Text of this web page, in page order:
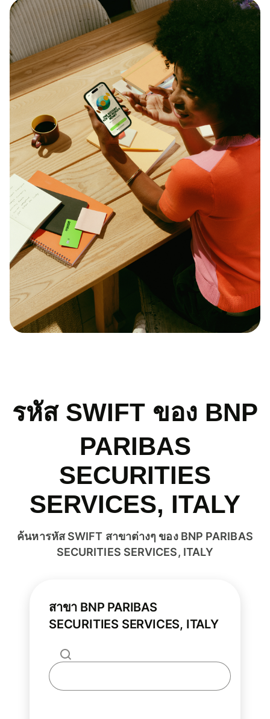
รหัส SWIFT ของ BNP
PARIBAS
SECURITIES
SERVICES, ITALY
ค้นหารหัส SWIFT สาขาต่างๆ ของ BNP PARIBAS
SECURITIES SERVICES, ITALY
สาขา BNP PARIBAS
SECURITIES SERVICES, ITALY